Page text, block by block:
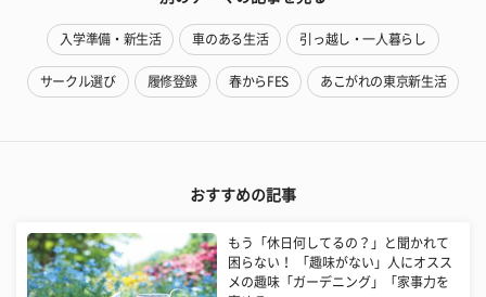
入学準備・新生活 車のある生活 引っ越し・一人暮らし
サークル選び 履修登録 春からFES あこがれの東京新生活
おすすめの記事
もう「休日何してるの？」と聞かれて
困らない！ 「趣味がない」人にオスス
メの趣味「ガーデニング」「家事力を